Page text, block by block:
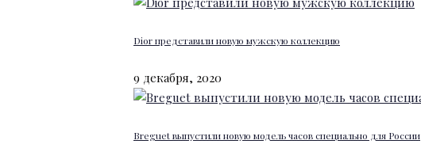
Dior представили новую мужскую коллекцию
9 декабря, 2020
Breguet выпустили новую модель часов специально для России